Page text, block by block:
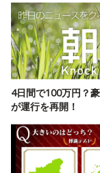
4日間で100万円？
が運行を再開！